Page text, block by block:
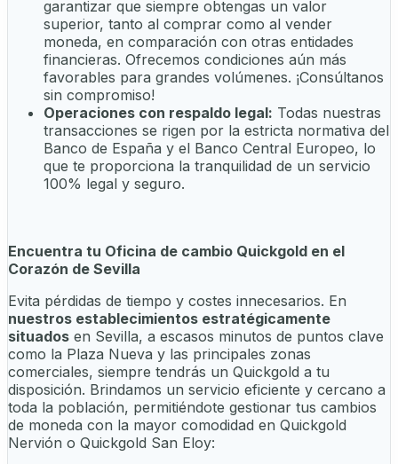
garantizar que siempre obtengas un valor
superior, tanto al comprar como al vender
moneda, en comparación con otras entidades
financieras. Ofrecemos condiciones aún más
favorables para grandes volúmenes. ¡Consúltanos
sin compromiso!
Operaciones con respaldo legal: Todas nuestras
transacciones se rigen por la estricta normativa del
Banco de España y el Banco Central Europeo, lo
que te proporciona la tranquilidad de un servicio
100% legal y seguro.
Encuentra tu Oficina de cambio Quickgold en el
Corazón de Sevilla
Evita pérdidas de tiempo y costes innecesarios. En
nuestros establecimientos estratégicamente
situados en Sevilla, a escasos minutos de puntos clave
como la Plaza Nueva y las principales zonas
comerciales, siempre tendrás un Quickgold a tu
disposición. Brindamos un servicio eficiente y cercano a
toda la población, permitiéndote gestionar tus cambios
de moneda con la mayor comodidad en Quickgold
Nervión o Quickgold San Eloy: